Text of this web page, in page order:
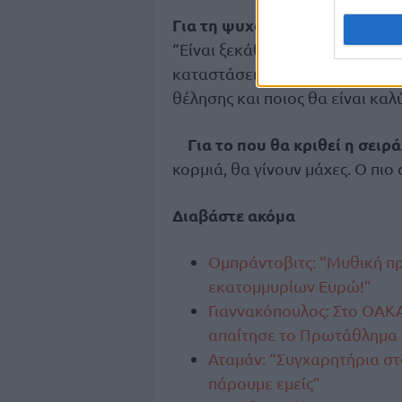
Για τη ψυχολογία μετά την
“Είναι ξεκάθαρα σκληρή
καταστάσεις. Οι τελικοί είναι
θέλησης και ποιος θα είναι
Για το που θα κριθεί η σειρά
κορμιά, θα γίνουν μάχες. Ο πιο
Διαβάστε ακόμα
Ομπράντοβιτς: “Μυθική
εκατομμυρίων Ευρώ!”
Γιαννακόπουλος: Στο
απαίτησε το Πρωτάθλημα
Αταμάν: “Συγχαρητήρια
πάρουμε εμείς”